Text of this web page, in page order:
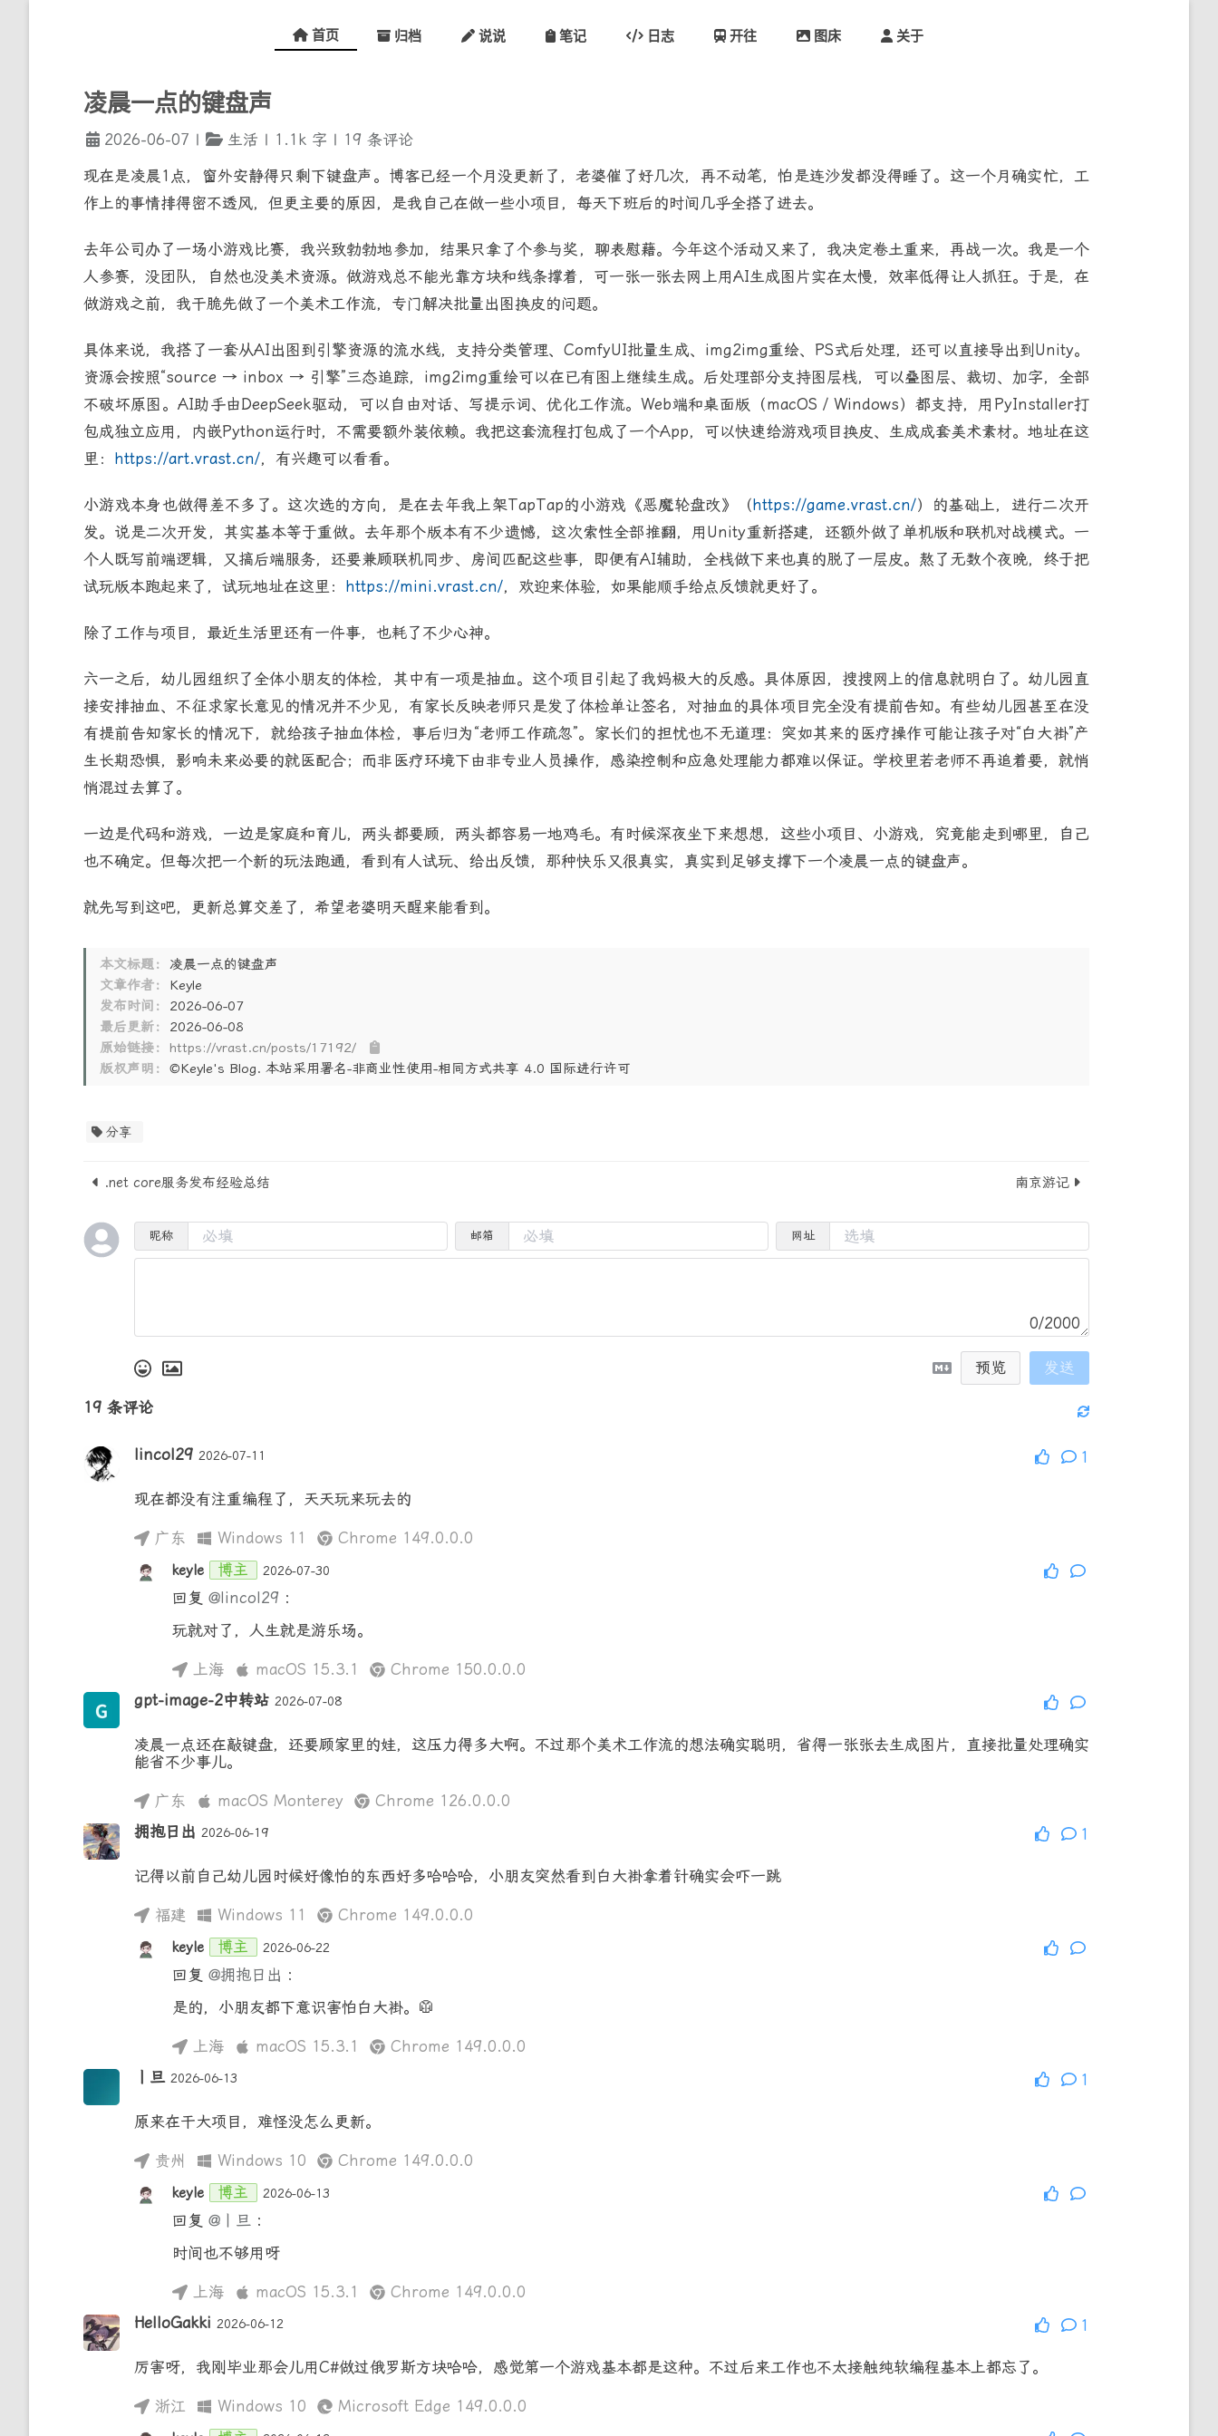
首页 归档 说说 笔记 日志 开往 图床 关于
凌晨一点的键盘声
2026-06-07 | 生活 | 1.1k字 | 19 条评论
现在是凌晨1点，窗外安静得只剩下键盘声。博客已经一个月没更新了，老婆催了好几次，再不动笔，怕是连沙发都没得睡了。这一个月确实忙，工
作上的事情排得密不透风，但更主要的原因，是我自己在做一些小项目，每天下班后的时间几乎全搭了进去。
去年公司办了一场小游戏比赛，我兴致勃勃地参加，结果只拿了个参与奖，聊表慰藉。今年这个活动又来了，我决定卷土重来，再战一次。我是一个
人参赛，没团队，自然也没美术资源。做游戏总不能光靠方块和线条撑着，可一张一张去网上用AI生成图片实在太慢，效率低得让人抓狂。于是，在
做游戏之前，我干脆先做了一个美术工作流，专门解决批量出图换皮的问题。
具体来说，我搭了一套从AI出图到引擎资源的流水线，支持分类管理、ComfyUI批量生成、img2img重绘、PS式后处理，还可以直接导出到Unity。
资源会按照“source → inbox → 引擎”三态追踪，img2img重绘可以在已有图上继续生成。后处理部分支持图层栈，可以叠图层、裁切、加字，全部
不破坏原图。AI助手由DeepSeek驱动，可以自由对话、写提示词、优化工作流。Web端和桌面版（macOS / Windows）都支持，用PyInstaller打
包成独立应用，内嵌Python运行时，不需要额外装依赖。我把这套流程打包成了一个App，可以快速给游戏项目换皮、生成成套美术素材。地址在这
里： https://art.vrast.cn/，有兴趣可以看看。
小游戏本身也做得差不多了。这次选的方向，是在去年我上架TapTap的小游戏《恶魔轮盘改》（https://game.vrast.cn/）的基础上，进行二次开
发。说是二次开发，其实基本等于重做。去年那个版本有不少遗憾，这次索性全部推翻，用Unity重新搭建，还额外做了单机版和联机对战模式。一
个人既写前端逻辑，又搞后端服务，还要兼顾联机同步、房间匹配这些事，即便有AI辅助，全栈做下来也真的脱了一层皮。熬了无数个夜晚，终于把
试玩版本跑起来了，试玩地址在这里： https://mini.vrast.cn/，欢迎来体验，如果能顺手给点反馈就更好了。
除了工作与项目，最近生活里还有一件事，也耗了不少心神。
六一之后，幼儿园组织了全体小朋友的体检，其中有一项是抽血。这个项目引起了我妈极大的反感。具体原因，搜搜网上的信息就明白了。幼儿园直
接安排抽血、不征求家长意见的情况并不少见，有家长反映老师只是发了体检单让签名，对抽血的具体项目完全没有提前告知。有些幼儿园甚至在没
有提前告知家长的情况下，就给孩子抽血体检，事后归为“老师工作疏忽”。家长们的担忧也不无道理：突如其来的医疗操作可能让孩子对“白大褂”产
生长期恐惧，影响未来必要的就医配合；而非医疗环境下由非专业人员操作，感染控制和应急处理能力都难以保证。学校里若老师不再追着要，就悄
悄混过去算了。
一边是代码和游戏，一边是家庭和育儿，两头都要顾，两头都容易一地鸡毛。有时候深夜坐下来想想，这些小项目、小游戏，究竟能走到哪里，自己
也不确定。但每次把一个新的玩法跑通，看到有人试玩、给出反馈，那种快乐又很真实，真实到足够支撑下一个凌晨一点的键盘声。
就先写到这吧，更新总算交差了，希望老婆明天醒来能看到。
本文标题：
凌晨一点的键盘声
文章作者：
Keyle
发布时间：
2026-06-07
最后更新：
2026-06-08
原始链接：
https://vrast.cn/posts/17192/
版权声明：
©Keyle's Blog. 本站采用署名-非商业性使用-相同方式共享 4.0 国际进行许可
分享
.net core服务发布经验总结 南京游记
昵称 邮箱 网址
0/2000
预览 发送
19 条评论
lincol29 2026-07-11 1
现在都没有注重编程了，天天玩来玩去的
广东 Windows 11 Chrome 149.0.0.0
keyle 博主 2026-07-30
回复 @lincol29 :
玩就对了，人生就是游乐场。
上海 macOS 15.3.1
Chrome 150.0.0.0
gpt-image-2中转站 2026-07-08
凌晨一点还在敲键盘，还要顾家里的娃，这压力得多大啊。不过那个美术工作流的想法确实聪明，省得一张张去生成图片，直接批量处理确实
能省不少事儿。
广东 macOS Monterey
Chrome 126.0.0.0
拥抱日出 2026-06-19 1
记得以前自己幼儿园时候好像怕的东西好多哈哈哈，小朋友突然看到白大褂拿着针确实会吓一跳
福建 Windows 11 Chrome 149.0.0.0
keyle 博主 2026-06-22
回复 @拥抱日出 :
是的，小朋友都下意识害怕白大褂。🥼
上海 macOS 15.3.1
Chrome 149.0.0.0
丨旦 2026-06-13 1
原来在干大项目，难怪没怎么更新。
贵州 Windows 10 Chrome 149.0.0.0
keyle 博主 2026-06-13
回复 @丨旦 :
时间也不够用呀
上海 macOS 15.3.1
Chrome 149.0.0.0
HelloGakki 2026-06-12 1
厉害呀，我刚毕业那会儿用C#做过俄罗斯方块哈哈，感觉第一个游戏基本都是这种。不过后来工作也不太接触纯软编程基本上都忘了。
浙江 Windows 10 Microsoft Edge 149.0.0.0